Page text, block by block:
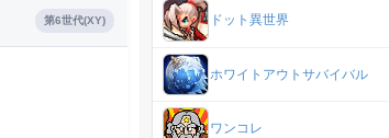
第6世代(XY) ドット異世界
ホワイトアウトサバイバル
ワンコレ